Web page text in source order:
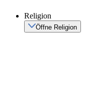
Religion
Öffne Religion